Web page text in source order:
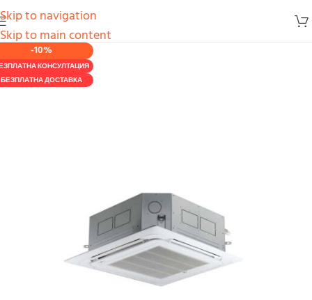
Skip to navigation
Skip to main content
-10%
КОНСУЛТАЦИЯ
БЕЗПЛАТНА ДОСТАВКА